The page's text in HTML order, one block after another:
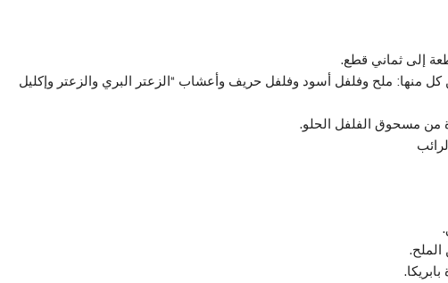
إلى ثماني قطع.
منها: ملح وفلفل أسود وفلفل حريف وأعشاب “الزعتر البري والزعتر وإكليل